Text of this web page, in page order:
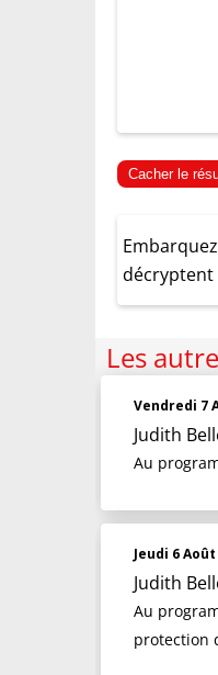
Cacher le
décryptent
Les
Vendredi 7
Judith
Au
Jeudi 6 Août
Judith
Au
protection